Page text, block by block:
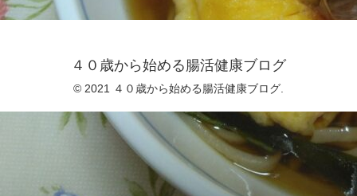
４０歳から始める腸活健康ブログ
© 2021 ４０歳から始める腸活健康ブログ.